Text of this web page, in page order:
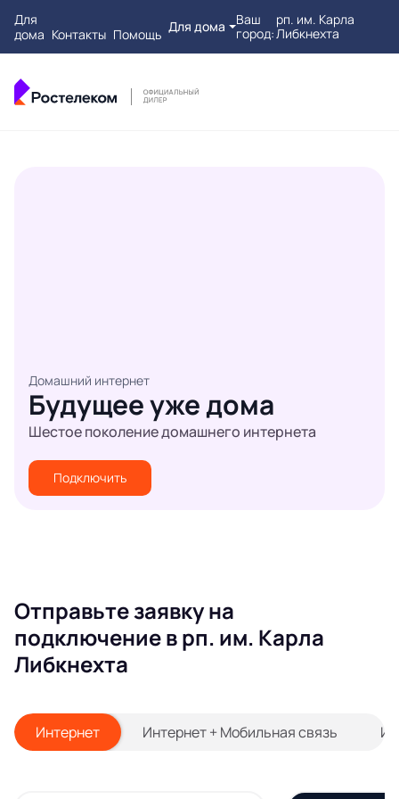
Для
дома Контакты Помощь Для дома
Ваш
город:
рп. им. Карла
Либкнехта
Домашний интернет
Будущее уже дома
Шестое поколение домашнего интернета
Подключить
Отправьте заявку на
подключение в рп. им. Карла
Либкнехта
Интернет Интернет + Мобильная связь